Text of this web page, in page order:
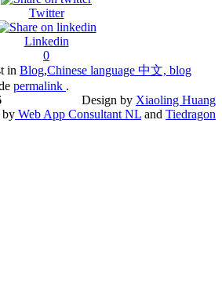
Twitter
Linkedin
0
in Blog,Chinese language 中文, blog
permalink .
Design by Xiaoling Huang
by Web App Consultant NL and Tiedragon